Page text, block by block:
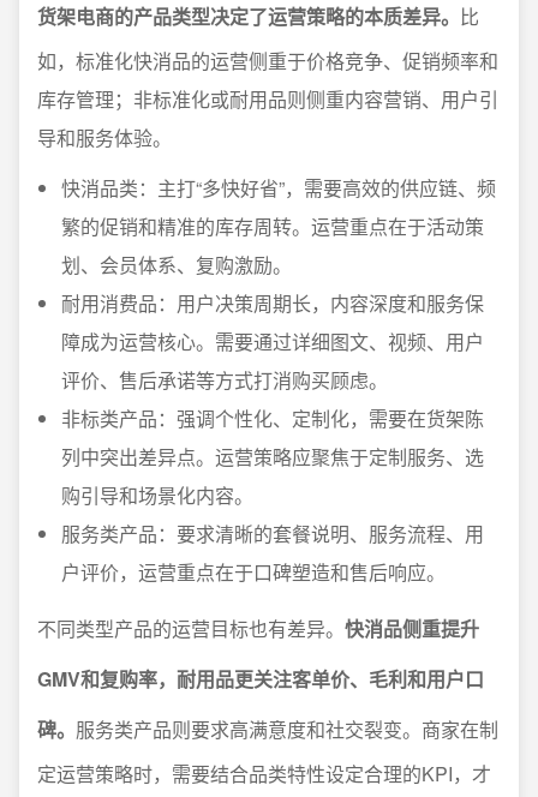
货架电商的产品类型决定了运营策略的本质差异。 比
如，标准化快消品的运营侧重于价格竞争、促销频率和
库存管理；非标准化或耐用品则侧重内容营销、用户引
导和服务体验。
快消品类：主打“多快好省”，需要高效的供应链、频
繁的促销和精准的库存周转。运营重点在于活动策
划、会员体系、复购激励。
耐用消费品：用户决策周期长，内容深度和服务保
障成为运营核心。需要通过详细图文、视频、用户
评价、售后承诺等方式打消购买顾虑。
非标类产品：强调个性化、定制化，需要在货架陈
列中突出差异点。运营策略应聚焦于定制服务、选
购引导和场景化内容。
服务类产品：要求清晰的套餐说明、服务流程、用
户评价，运营重点在于口碑塑造和售后响应。
不同类型产品的运营目标也有差异。 快消品侧重提升
GMV和复购率，耐用品更关注客单价、毛利和用户口
碑。 服务类产品则要求高满意度和社交裂变。商家在制
定运营策略时，需要结合品类特性设定合理的KPI，才